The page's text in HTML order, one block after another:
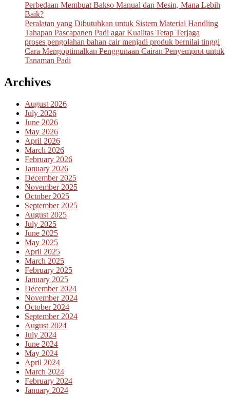
Perbedaan Membuat Bakso Manual dan Mesin, Mana Lebih
Baik?
Peralatan yang Dibutuhkan untuk Sistem Material Handling
Tahapan Pascapanen Padi agar Kualitas Tetap Terjaga
proses pengolahan bahan cair menjadi produk bernilai tinggi
Cara Mengoptimalkan Penggunaan Cairan Penyemprot untuk
Tanaman Padi
Archives
August 2026
July 2026
June 2026
May 2026
April 2026
March 2026
February 2026
January 2026
December 2025
November 2025
October 2025
September 2025
August 2025
July 2025
June 2025
May 2025
April 2025
March 2025
February 2025
January 2025
December 2024
November 2024
October 2024
September 2024
August 2024
July 2024
June 2024
May 2024
April 2024
March 2024
February 2024
January 2024